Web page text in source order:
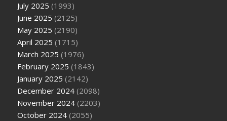
July 2025 (1993)
June 2025 (2125)
May 2025 (2190)
April 2025 (1715)
March 2025 (1976)
February 2025 (1843)
January 2025 (2142)
December 2024 (2098)
November 2024 (2203)
October 2024 (2055)